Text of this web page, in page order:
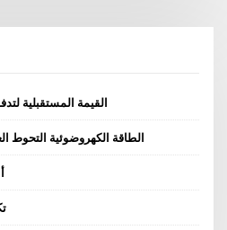
القيمة المستقبلية
الطاقة الكهروضوئية التحوط